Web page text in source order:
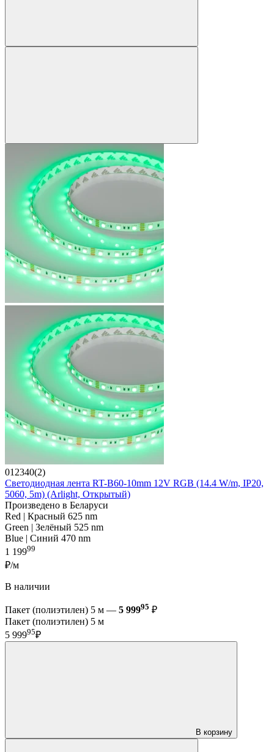
012340(2)
Светодиодная лента RT-B60-10mm 12V RGB (14.4 W/m, IP20,
5060, 5m) (Arlight, Открытый)
Произведено в Беларуси
Red | Красный 625 nm
Green | Зелёный 525 nm
Blue | Синий 470 nm
1 19999
₽/м
В наличии
Пакет (полиэтилен) 5 м — 5 99995 ₽
Пакет (полиэтилен) 5 м
5 99995₽
В корзину